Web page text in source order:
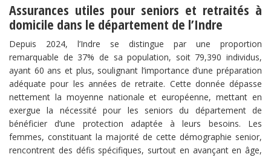
Assurances utiles pour seniors et retraités à
domicile dans le département de l’Indre
Depuis 2024, l’Indre se distingue par une proportion
remarquable de 37% de sa population, soit 79,390 individus,
ayant 60 ans et plus, soulignant l’importance d’une préparation
adéquate pour les années de retraite. Cette donnée dépasse
nettement la moyenne nationale et européenne, mettant en
exergue la nécessité pour les seniors du département de
bénéficier d’une protection adaptée à leurs besoins. Les
femmes, constituant la majorité de cette démographie senior,
rencontrent des défis spécifiques, surtout en avançant en âge,